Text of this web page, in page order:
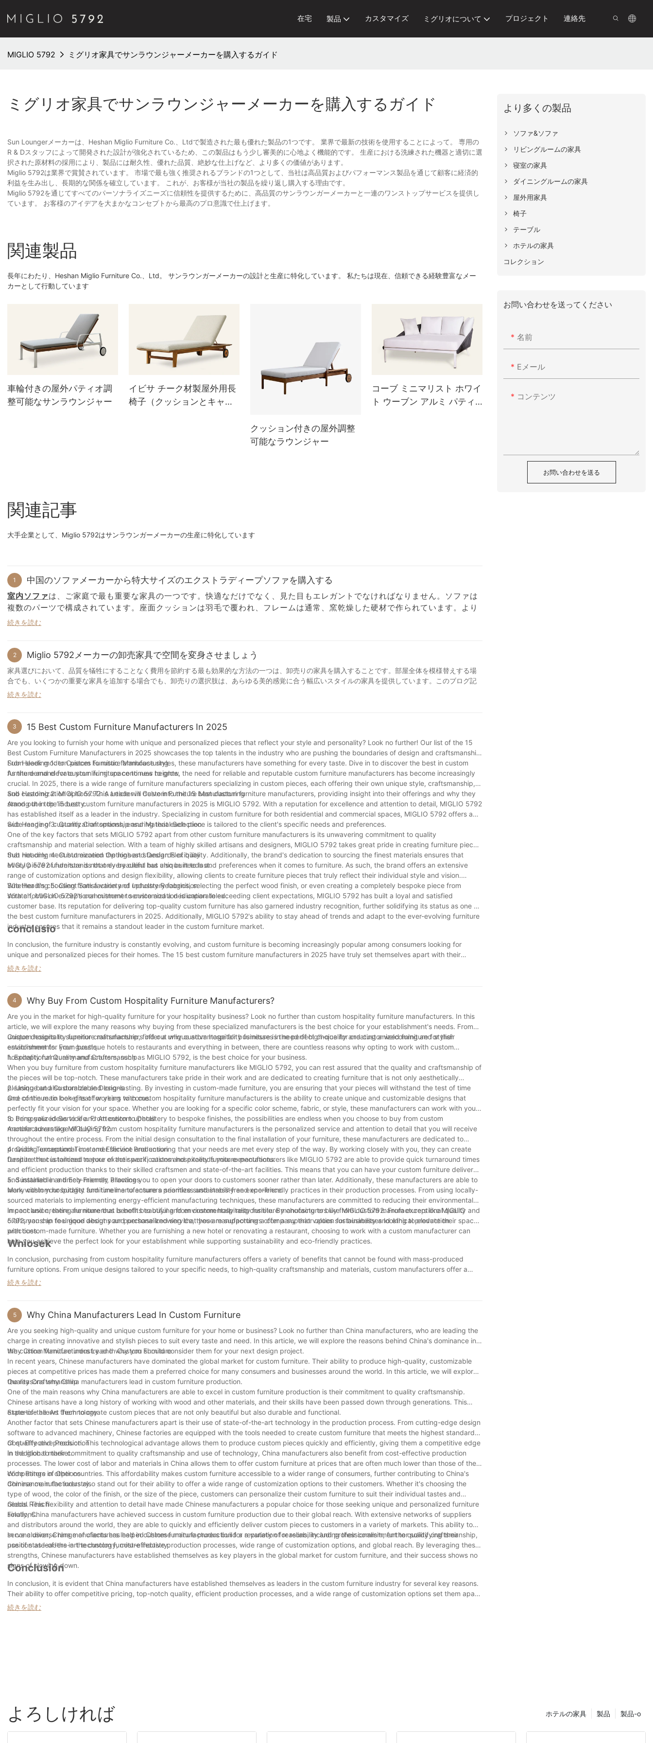
在宅 製品 カスタマイズ ミグリオについて プロジェクト 連絡先
MIGLIO 5792 ミグリオ家具でサンラウンジャーメーカーを購入するガイド
ミグリオ家具でサンラウンジャーメーカーを購入するガイド
Sun Loungerメーカーは、Heshan Miglio Furniture Co.、Ltdで製造された最も優れた製品の1つです。 業界で最新の技術を使用することによって。 専用の
R & Dスタッフによって開発された設計が強化されているため、この製品はもう少し審美的に心地よく機能的です。 生産における洗練された機器と適切に選
択された原材料の採用により、製品には耐久性、優れた品質、絶妙な仕上げなど、より多くの価値があります。
Miglio 5792は業界で賞賛されています。 市場で最も強く推奨されるブランドの1つとして、当社は高品質およびパフォーマンス製品を通じて顧客に経済的
利益を生み出し、長期的な関係を確立しています。 これが、お客様が当社の製品を繰り返し購入する理由です。
Miglio 5792を通じてすべてのパーソナライズニーズに信頼性を提供するために、高品質のサンラウンガーメーカーと一連のワンストップサービスを提供し
ています。 お客様のアイデアを大まかなコンセプトから最高のプロ意識で仕上げます。
関連製品
長年にわたり、Heshan Miglio Furniture Co.、Ltd。 サンラウンガーメーカーの設計と生産に特化しています。 私たちは現在、信頼できる経験豊富なメー
カーとして行動しています
車輪付きの屋外パティオ調
整可能なサンラウンジャー
イビサ チーク材製屋外用長
椅子（クッションとキャス
クッション付きの屋外調整
可能なラウンジャー
コーブ ミニマリスト ホワイ
ト ウーブン アルミ パティ
関連記事
大手企業として、Miglio 5792はサンラウンガーメーカーの生産に特化しています
1 中国のソファメーカーから特大サイズのエクストラディープソファを購入する
室内ソファは 、ご家庭で最も重要な家具の一つです。快適なだけでなく、見た目もエレガントでなければなりません。ソファは
複数のパーツで構成されています。座面クッションは羽毛で覆われ、フレームは通常、窯乾燥した硬材で作られています。より
耐久性を求めるなら、無垢材のフレームと補強されたスラットベースを備えたソファを選ぶべきです。フレームに加えて、室内
ラブシートのカバーは布製または羽毛製です。クッションは取り外し可能なので、お手入れやお手入れが簡単です。内部の芯材
は高密度で高反発のフォームで、クッションは保護用の布張りで覆われています。クッションは非常に快適で、 室内ソファ にスタ
イリッシュさと快適さをプラスするのに最適です。ニーズと予算に合わせて、ご自宅や個人の好みにぴったりの室内ソファをお選びくだ
さい。
があり、快適なのです。しかし、ご自宅のスタイルに合ったものを選ぶことも重要です。スタイリッシュでありながら機能的な
室内ソファは、どんなお部屋にもマッチします。ご自宅にぴったりのものを選ぶことが重要です。快適な室内ソファは、一生も
のの投資であることを常に心に留めておいてください。
続きを読む
2 Miglio 5792メーカーの卸売家具で空間を変身させましょう
家具選びにおいて、品質を犠牲にすることなく費用を節約する最も効果的な方法の一つは、卸売りの家具を購入することです。部屋全体を模様替えする場
合でも、いくつかの重要な家具を追加する場合でも、卸売りの選択肢は、あらゆる美的感覚に合う幅広いスタイルの家具を提供しています。このブログ記
事では、 卸売り家具
す。
手頃な価格で効率的に家具を揃えたい方。卸売りはメーカーや販売店から直接購入するため、価格が大幅に下がることがよくあります。小売店で購入する
よりもはるかに安い価格で、高品質な家具を手に入れることができます。
さらに、卸売り家具は大量購入できることが多いため、住宅、オフィス、賃貸物件など、広いスペースの家具をお探しの方に最適です。幅広いスタイルと
素材からお選びいただけるので、お客様の好みやニーズにぴったりの家具がきっと見つかります。
家具を卸売で購入するもう一つのメリットは、カスタマイズが可能なことです。多くのメーカーは、生地、仕上げ、サイズなど、お客様のご要望に合わせ
て家具をカスタマイズするオプションを提供しています。この柔軟性は、空間に統一感と個性を与える上で大きな違いを生み出します。
寝室用家具の卸売
寝室用ラウンジチェア
リラックスして快適な空間を作るには、充実した家具を備えた寝室が不可欠です。中でもラウンジチェアは、検討すべき重要な要素の一つです。ラウンジ
チェアは寝室にスタイリッシュな雰囲気を添えるだけでなく、読書やリラックス、仕事など、居心地の良い空間を提供してくれます。Miglio 5792は、快適
さとエレガンスを兼ね備えた様々なラウンジチェアをラインナップしており、どんな寝室の雰囲気にもぴったりです。
寝室にラウンジチェアを選ぶ際は、部屋の大きさとレイアウトを考慮してください。既存の家具と調和し、空間を圧迫しない椅子を選ぶことが重要です。
落ち着いた雰囲気を作るには、ニュートラルカラーや柔らかな生地を選びましょう。
Miglioは、スタイリッシュで耐久性に優れた高品質なラウンジチェアを提供しています。クラシックなデザインからモダンなデザインまで、幅広い選択肢か
ら、あなたの寝室にぴったりのチェアがきっと見つかります。さらに、卸売価格で購入することで、これらの高級品をよりお手頃な価格でお楽しみいただ
けます。
リビングルーム家具の卸売
や嗜好にお応えする豊富なオプションをご用意しています。卸売価格で、予算を抑えながらリビングルームを飾ることができます。
続きを読む
3 15 Best Custom Furniture Manufacturers In 2025
Are you looking to furnish your home with unique and personalized pieces that reflect your style and personality? Look no further! Our list of the 15
Best Custom Furniture Manufacturers in 2025 showcases the top talents in the industry who are pushing the boundaries of design and craftsmanship.
From sleek modern pieces to rustic farmhouse styles, these manufacturers have something for every taste. Dive in to discover the best in custom
furniture and elevate your living space to new heights.
Sub Heading 1: to Custom Furniture Manufacturing
As the demand for custom furniture continues to grow, the need for reliable and reputable custom furniture manufacturers has become increasingly
crucial. In 2025, there is a wide range of furniture manufacturers specializing in custom pieces, each offering their own unique style, craftsmanship,
and customization options. This article will delve into the 15 best custom furniture manufacturers, providing insight into their offerings and why they
stand out in the industry.
Sub Heading 2: MIGLIO 5792: A Leader in Custom Furniture Manufacturing
Among the top 15 best custom furniture manufacturers in 2025 is MIGLIO 5792. With a reputation for excellence and attention to detail, MIGLIO 5792
has established itself as a leader in the industry. Specializing in custom furniture for both residential and commercial spaces, MIGLIO 5792 offers a
wide range of customization options, ensuring that each piece is tailored to the client's specific needs and preferences.
Sub Heading 3: Quality Craftsmanship and Material Selection
One of the key factors that sets MIGLIO 5792 apart from other custom furniture manufacturers is its unwavering commitment to quality
craftsmanship and material selection. With a team of highly skilled artisans and designers, MIGLIO 5792 takes great pride in creating furniture pieces
that not only meet but exceed the highest standards of quality. Additionally, the brand's dedication to sourcing the finest materials ensures that
every piece of furniture is not only beautiful but also built to last.
Sub Heading 4: Customization Options and Design Flexibility
MIGLIO 5792 understands that every client has unique needs and preferences when it comes to furniture. As such, the brand offers an extensive
range of customization options and design flexibility, allowing clients to create furniture pieces that truly reflect their individual style and vision.
Whether it's choosing from a variety of upholstery fabrics, selecting the perfect wood finish, or even creating a completely bespoke piece from
scratch, MIGLIO 5792's commitment to customization is unparalleled.
Sub Heading 5: Client Satisfaction and Industry Recognition
With a focus on exceptional customer service and a dedication to exceeding client expectations, MIGLIO 5792 has built a loyal and satisfied
customer base. Its reputation for delivering top-quality custom furniture has also garnered industry recognition, further solidifying its status as one of
the best custom furniture manufacturers in 2025. Additionally, MIGLIO 5792's ability to stay ahead of trends and adapt to the ever-evolving furniture
industry ensures that it remains a standout leader in the custom furniture market.
conclusio
In conclusion, the furniture industry is constantly evolving, and custom furniture is becoming increasingly popular among consumers looking for
unique and personalized pieces for their homes. The 15 best custom furniture manufacturers in 2025 have truly set themselves apart with their
innovative designs, high-quality craftsmanship, and commitment to customer satisfaction. Whether you are looking for a one-of-a-kind statement
piece or a customized solution to fit your specific needs, these manufacturers have proven to be the top choices in the industry. As we look towards
to come. Whether you are a designer, homeowner, or business owner, investing in custom furniture from one of these top manufacturers is sure to
enhance the aesthetic and functionality of any space.
続きを読む
4 Why Buy From Custom Hospitality Furniture Manufacturers?
Are you in the market for high-quality furniture for your hospitality business? Look no further than custom hospitality furniture manufacturers. In this
article, we will explore the many reasons why buying from these specialized manufacturers is the best choice for your establishment's needs. From
unique designs to superior craftsmanship, find out why custom hospitality furniture is the perfect choice for creating a welcoming and stylish
environment for your guests.
Custom hospitality furniture manufacturers offer a unique advantage for businesses in need of high-quality and customized furniture for their
establishments. From boutique hotels to restaurants and everything in between, there are countless reasons why opting to work with custom
hospitality furniture manufacturers, such as MIGLIO 5792, is the best choice for your business.
1. Exceptional Quality and Craftsmanship
When you buy furniture from custom hospitality furniture manufacturers like MIGLIO 5792, you can rest assured that the quality and craftsmanship of
the pieces will be top-notch. These manufacturers take pride in their work and are dedicated to creating furniture that is not only aesthetically
pleasing but also durable and long-lasting. By investing in custom-made furniture, you are ensuring that your pieces will withstand the test of time
and continue to look great for years to come.
2. Unique and Customizable Designs
One of the main benefits of working with custom hospitality furniture manufacturers is the ability to create unique and customizable designs that
perfectly fit your vision for your space. Whether you are looking for a specific color scheme, fabric, or style, these manufacturers can work with you
to bring your ideas to life. From custom upholstery to bespoke finishes, the possibilities are endless when you choose to buy from custom
manufacturers like MIGLIO 5792.
3. Personalized Service and Attention to Detail
Another advantage of buying from custom hospitality furniture manufacturers is the personalized service and attention to detail that you will receive
throughout the entire process. From the initial design consultation to the final installation of your furniture, these manufacturers are dedicated to
providing exceptional customer service and ensuring that your needs are met every step of the way. By working closely with you, they can create
furniture that is tailored to your exact specifications and exceeds your expectations.
4. Quick Turnaround Time and Efficient Production
Despite the customized nature of their work, custom hospitality furniture manufacturers like MIGLIO 5792 are able to provide quick turnaround times
and efficient production thanks to their skilled craftsmen and state-of-the-art facilities. This means that you can have your custom furniture delivered
and installed in a timely manner, allowing you to open your doors to customers sooner rather than later. Additionally, these manufacturers are able to
work within your budget and timeline to ensure a seamless and stress-free experience.
5. Sustainable and Eco-Friendly Practices
Many custom hospitality furniture manufacturers prioritize sustainability and eco-friendly practices in their production processes. From using locally-
sourced materials to implementing energy-efficient manufacturing techniques, these manufacturers are committed to reducing their environmental
impact and creating furniture that is both beautiful and environmentally responsible. By choosing to buy from custom manufacturers like MIGLIO
5792, you can feel good about your purchase knowing that you are supporting a company that values sustainability and ethical production
practices.
In conclusion, there are numerous benefits to buying from custom hospitality furniture manufacturers like MIGLIO 5792. From exceptional quality and
craftsmanship to unique designs and personalized service, these manufacturers offer a superior option for businesses looking to elevate their space
with custom-made furniture. Whether you are furnishing a new hotel or renovating a restaurant, choosing to work with a custom manufacturer can
help you achieve the perfect look for your establishment while supporting sustainability and eco-friendly practices.
Wniosek
In conclusion, purchasing from custom hospitality furniture manufacturers offers a variety of benefits that cannot be found with mass-produced
furniture options. From unique designs tailored to your specific needs, to high-quality craftsmanship and materials, custom manufacturers offer a
level of customization and quality that is unmatched. By investing in custom hospitality furniture, you are not only receiving a one-of-a-kind product
続きを読む
5 Why China Manufacturers Lead In Custom Furniture
Are you seeking high-quality and unique custom furniture for your home or business? Look no further than China manufacturers, who are leading the
charge in creating innovative and stylish pieces to suit every taste and need. In this article, we will explore the reasons behind China's dominance in
the custom furniture industry and why you should consider them for your next design project.
Why China Manufacturers Lead In Custom Furniture
In recent years, Chinese manufacturers have dominated the global market for custom furniture. Their ability to produce high-quality, customizable
pieces at competitive prices has made them a preferred choice for many consumers and businesses around the world. In this article, we will explore
the reasons why China manufacturers lead in custom furniture production.
Quality Craftsmanship
One of the main reasons why China manufacturers are able to excel in custom furniture production is their commitment to quality craftsmanship.
Chinese artisans have a long history of working with wood and other materials, and their skills have been passed down through generations. This
expertise allows them to create custom pieces that are not only beautiful but also durable and functional.
State-of-the-Art Technology
Another factor that sets Chinese manufacturers apart is their use of state-of-the-art technology in the production process. From cutting-edge design
software to advanced machinery, Chinese factories are equipped with the tools needed to create custom furniture that meets the highest standards
of quality and precision. This technological advantage allows them to produce custom pieces quickly and efficiently, giving them a competitive edge
in the global market.
Cost-Effective Production
In addition to their commitment to quality craftsmanship and use of technology, China manufacturers also benefit from cost-effective production
processes. The lower cost of labor and materials in China allows them to offer custom furniture at prices that are often much lower than those of their
competitors in other countries. This affordability makes custom furniture accessible to a wider range of consumers, further contributing to China's
dominance in the industry.
Wide Range of Options
Chinese manufacturers also stand out for their ability to offer a wide range of customization options to their customers. Whether it's choosing the
type of wood, the color of the finish, or the size of the piece, customers can personalize their custom furniture to suit their individual tastes and
needs. This flexibility and attention to detail have made Chinese manufacturers a popular choice for those seeking unique and personalized furniture
solutions.
Global Reach
Finally, China manufacturers have achieved success in custom furniture production due to their global reach. With extensive networks of suppliers
and distributors around the world, they are able to quickly and efficiently deliver custom pieces to customers in a variety of markets. This ability to
serve a diverse range of clients has helped Chinese manufacturers build a reputation for reliability and professionalism, further solidifying their
position as leaders in the custom furniture industry.
In conclusion, China manufacturers lead in custom furniture production for a variety of reasons, including their commitment to quality craftsmanship,
use of state-of-the-art technology, cost-effective production processes, wide range of customization options, and global reach. By leveraging these
strengths, Chinese manufacturers have established themselves as key players in the global market for custom furniture, and their success shows no
signs of slowing down.
Conclusión
In conclusion, it is evident that China manufacturers have established themselves as leaders in the custom furniture industry for several key reasons.
Their ability to offer competitive pricing, top-notch quality, efficient production processes, and a wide range of customization options set them apart
from the competition. Additionally, their ongoing commitment to innovation and staying ahead of market trends has allowed them to consistently
続きを読む
より多くの製品
ソファ&ソファ
リビングルームの家具
寝室の家具
ダイニングルームの家具
屋外用家具
椅子
テーブル
ホテルの家具
コレクション
お問い合わせを送ってください
名前
Eメール
コンテンツ
お問い合わせを送る
よろしければ 製品-o
製品
ホテルの家具